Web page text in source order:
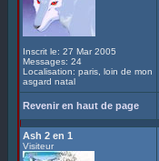
Inscrit le: 27 Mar 2005
Messages: 24
Localisation: paris, loin de mon
asgard natal
Revenir en haut de page
Ash 2 en 1
Visiteur